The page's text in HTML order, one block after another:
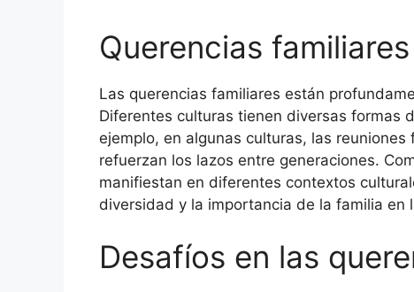
Querencias
Las querencias familiares están
Diferentes culturas tienen diversas formas
ejemplo, en algunas culturas, las
refuerzan los lazos entre generaciones.
manifiestan en diferentes contextos
diversidad y la importancia de la familia en
Desafíos en las